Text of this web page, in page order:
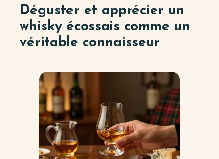
Déguster et apprécier un
whisky écossais comme un
véritable connaisseur